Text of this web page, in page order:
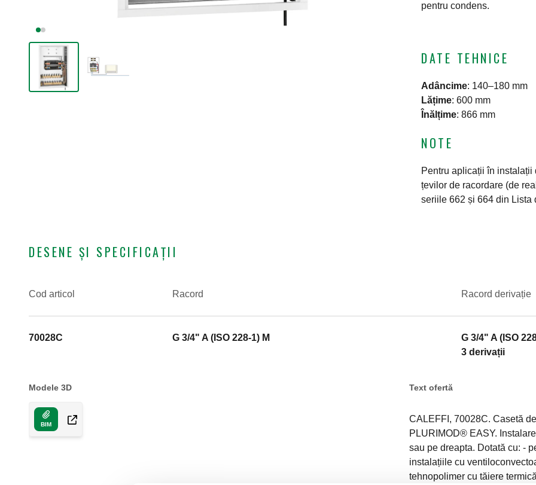
pentru condens.
DATE TEHNICE
Adâncime: 140–180 mm
Lățime: 600 mm
Înălțime: 866 mm
NOTE
Pentru aplicații în instalații
țevilor de racordare (de
seriile 662 și 664 din Lista
DESENE ȘI SPECIFICAȚII
Cod articol Racord
Racord derivație
70028C G 3/4" A (ISO 228-1) M
G 3/4" A (ISO
3 derivații
Modele 3D
BIM
Text ofertă
CALEFFI, 70028C. Casetă
PLURIMOD® EASY.
sau pe dreapta. Dotată cu: -
instalațiile cu
tehnopolimer cu tăiere